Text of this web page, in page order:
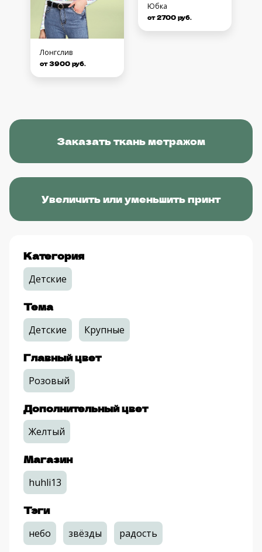
Лонгслив
от 3900 руб.
Юбка
от 2700 руб.
Заказать ткань метражом
Увеличить или уменьшить принт
Категория
Детские
Тема
Детские Крупные
Главный цвет
Розовый
Дополнительный цвет
Желтый
Магазин
huhli13
Тэги
небо звёзды радость